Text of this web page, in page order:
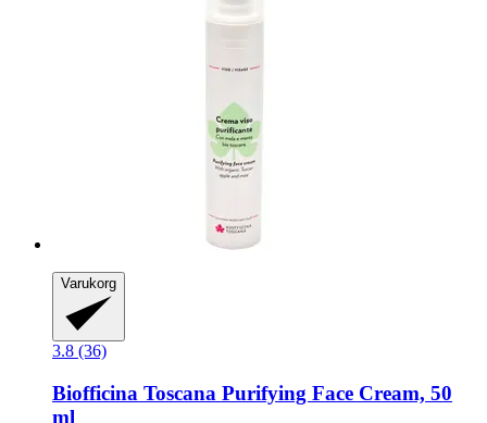
Varukorg
3.8 (36)
Biofficina Toscana Purifying Face Cream, 50
ml